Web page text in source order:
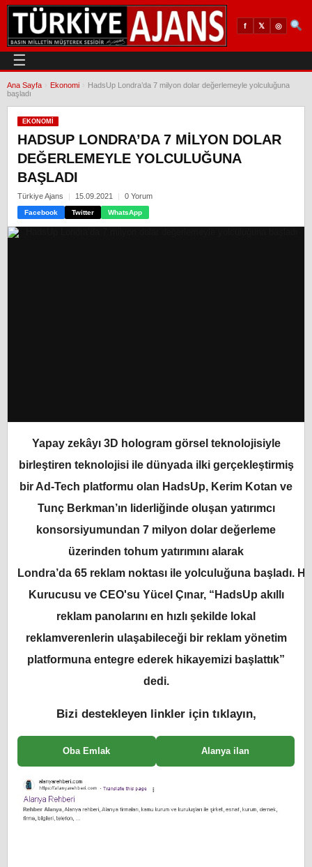
f 𝕏 ◎
☰
Ana Sayfa Ekonomi
HadsUp Londra’da 7 milyon dolar değerlemeyle yolculuğuna
başladı
EKONOMI
HADSUP LONDRA’DA 7 MILYON DOLAR
DEĞERLEMEYLE YOLCULUĞUNA
BAŞLADI
Türkiye Ajans 15.09.2021 0 Yorum
Facebook Twitter WhatsApp
Yapay zekâyı 3D hologram görsel teknolojisiyle
birleştiren teknolojisi ile dünyada ilki gerçekleştirmiş
bir Ad-Tech platformu olan HadsUp, Kerim Kotan ve
Tunç Berkman’ın liderliğinde oluşan yatırımcı
konsorsiyumundan 7 milyon dolar değerleme
üzerinden tohum yatırımını alarak
Londra’da 65 reklam noktası ile yolculuğuna başladı.
Kurucusu ve CEO'su Yücel Çınar, “HadsUp akıllı
reklam panolarını en hızlı şekilde lokal
reklamverenlerin ulaşabileceği bir reklam yönetim
platformuna entegre ederek hikayemizi başlattık”
dedi.
Bizi destekleyen linkler için tıklayın,
Oba Emlak Alanya ilan